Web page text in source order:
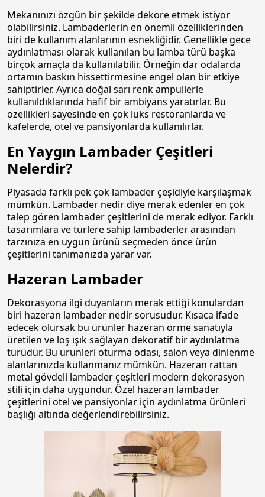
Mekanınızı özgün bir şekilde dekore etmek istiyor
olabilirsiniz. Lambaderlerin en önemli özelliklerinden
biri de kullanım alanlarının esnekliğidir. Genellikle gece
aydınlatması olarak kullanılan bu lamba türü başka
birçok amaçla da kullanılabilir. Örneğin dar odalarda
ortamın baskın hissettirmesine engel olan bir etkiye
sahiptirler. Ayrıca doğal sarı renk ampullerle
kullanıldıklarında hafif bir ambiyans yaratırlar. Bu
özellikleri sayesinde en çok lüks restoranlarda ve
kafelerde, otel ve pansiyonlarda kullanılırlar.
En Yaygın Lambader Çeşitleri
Nelerdir?
Piyasada farklı pek çok lambader çeşidiyle karşılaşmak
mümkün. Lambader nedir diye merak edenler en çok
talep gören lambader çeşitlerini de merak ediyor. Farklı
tasarımlara ve türlere sahip lambaderler arasından
tarzınıza en uygun ürünü seçmeden önce ürün
çeşitlerini tanımanızda yarar var.
Hazeran Lambader
Dekorasyona ilgi duyanların merak ettiği konulardan
biri hazeran lambader nedir sorusudur. Kısaca ifade
edecek olursak bu ürünler hazeran örme sanatıyla
üretilen ve loş ışık sağlayan dekoratif bir aydınlatma
türüdür. Bu ürünleri oturma odası, salon veya dinlenme
alanlarınızda kullanmanız mümkün. Hazeran rattan
metal gövdeli lambader çeşitleri modern dekorasyon
stili için daha uygundur. Özel hazeran lambader
çeşitlerini otel ve pansiyonlar için aydınlatma ürünleri
başlığı altında değerlendirebilirsiniz.